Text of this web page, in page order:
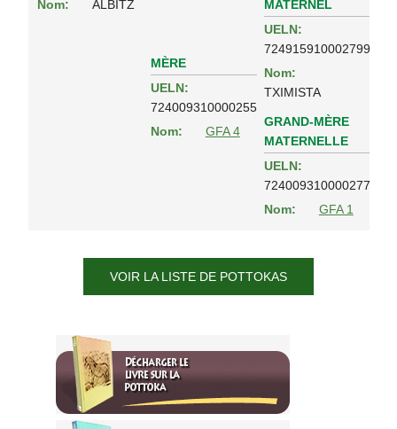
Nom:
ALBITZ
MÈRE
UELN:
724009310000255
Nom:
GFA 4
MATERNEL
UELN:
724915910002799
Nom:
TXIMISTA
GRAND-MÈRE
MATERNELLE
UELN:
724009310000277
Nom:
GFA 1
VOIR LA LISTE DE POTTOKAS